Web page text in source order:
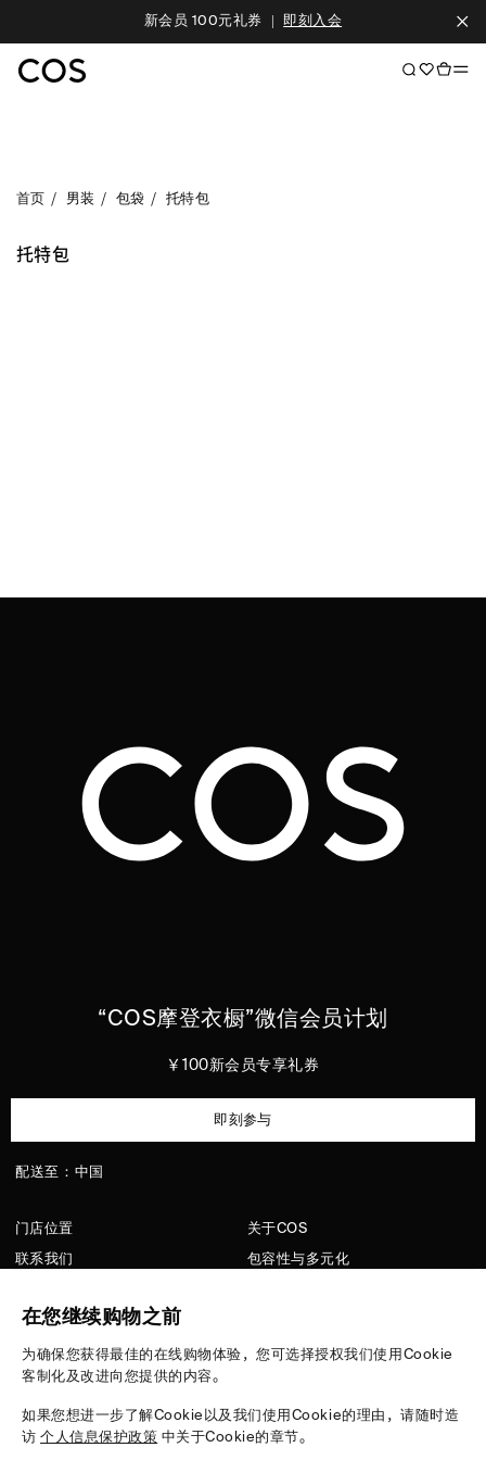
新会员 100元礼券 即刻入会
在您继续购物之前
为确保您获得最佳的在线购物体验，您可选择授权我们使用Cookie
客制化及改进向您提供的内容。
如果您想进一步了解Cookie以及我们使用Cookie的理由，请随时造
访个人信息保护政策 中关于Cookie的章节。
首页 男装 包袋 托特包
托特包
“COS摩登衣橱”微信会员计划
￥100新会员专享礼券
即刻参与
配送至：中国
门店位置
联系我们
隐私政策
配送信息
版型指南
退货条例
支付方式
关于COS
包容性与多元化
媒体